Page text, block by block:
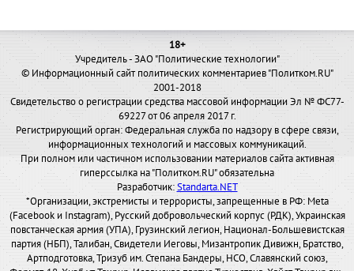
18+
Учредитель - ЗАО "Политические технологии"
© Информационный сайт политических комментариев "Политком.RU"
2001-2018
Свидетельство о регистрации средства массовой информации Эл № ФС77-
69227 от 06 апреля 2017 г.
Регистрирующий орган: Федеральная служба по надзору в сфере связи,
информационных технологий и массовых коммуникаций.
При полном или частичном использовании материалов сайта активная
гиперссылка на "Политком.RU" обязательна
Разработчик:Standarta.NET
*Организации, экстремисты и террористы, запрещенные в РФ: Meta
(Facebook и Instagram), Русский добровольческий корпус (РДК), Украинская
повстанческая армия (УПА), Грузинский легион, Национал-Большевистская
партия (НБП), Талибан, Свидетели Иеговы, Мизантропик Дивижн, Братство,
Артподготовка, Тризуб им. Степана Бандеры, НСО, Славянский союз,